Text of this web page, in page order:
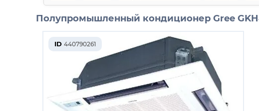
Полупромышленный кондиционер Gree
ID 440790261